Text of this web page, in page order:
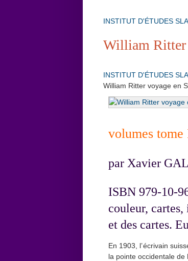
INSTITUT D'ÉTUDES
William Ritter
INSTITUT D'ÉTUDES
William Ritter voyage en
volumes
par Xavier
ISBN 979-10-
couleur,
et des cartes.
En 1903, l’ écrivain
la pointe occidentale de